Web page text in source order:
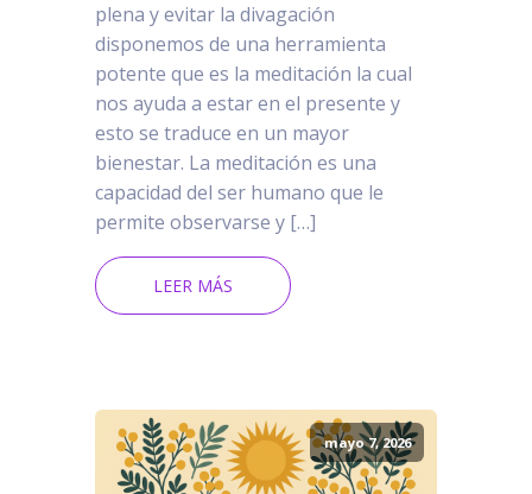
plena y evitar la divagación
disponemos de una herramienta
potente que es la meditación la cual
nos ayuda a estar en el presente y
esto se traduce en un mayor
bienestar. La meditación es una
capacidad del ser humano que le
permite observarse y […]
LEER MÁS
mayo 7, 2026